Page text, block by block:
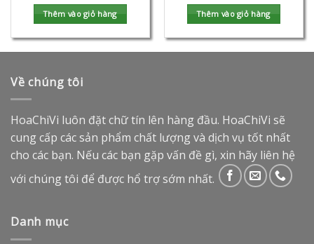
Thêm vào giỏ hàng Thêm vào giỏ hàng
Về chúng tôi
HoaChiVi luôn đặt chữ tín lên hàng đầu. HoaChiVi sẽ
cung cấp các sản phẩm chất lượng và dịch vụ tốt nhất
cho các bạn. Nếu các bạn gặp vấn đề gì, xin hãy liên hệ
với chúng tôi để được hổ trợ sớm nhất.
Danh mục